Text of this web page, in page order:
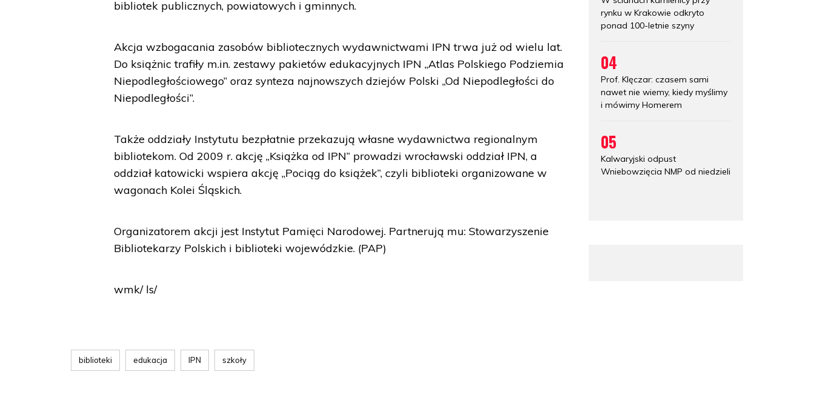
bibliotek publicznych, powiatowych i gminnych.
Akcja wzbogacania zasobów bibliotecznych wydawnictwami IPN trwa już od wielu lat.
Do książnic trafiły m.in. zestawy pakietów edukacyjnych IPN „Atlas Polskiego Podziemia
Niepodległościowego” oraz synteza najnowszych dziejów Polski „Od Niepodległości do
Niepodległości”.
Także oddziały Instytutu bezpłatnie przekazują własne wydawnictwa regionalnym
bibliotekom. Od 2009 r. akcję „Książka od IPN” prowadzi wrocławski oddział IPN, a
oddział katowicki wspiera akcję „Pociąg do książek”, czyli biblioteki organizowane w
wagonach Kolei Śląskich.
Organizatorem akcji jest Instytut Pamięci Narodowej. Partnerują mu: Stowarzyszenie
Bibliotekarzy Polskich i biblioteki wojewódzkie. (PAP)
wmk/ ls/
biblioteki edukacja IPN szkoły
rynku w Krakowie odkryto
ponad 100-letnie szyny
04
Prof. Klęczar: czasem sami
nawet nie wiemy, kiedy myślimy
i mówimy Homerem
05
Kalwaryjski odpust
Wniebowzięcia NMP od niedzieli